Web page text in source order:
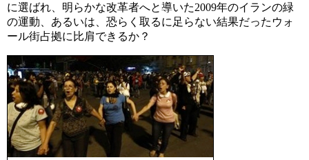
に選ばれ、明らかな改革者へと導いた2009年のイランの緑
の運動、あるいは、恐らく取るに足らない結果だったウォ
ール街占拠に比肩できるか？